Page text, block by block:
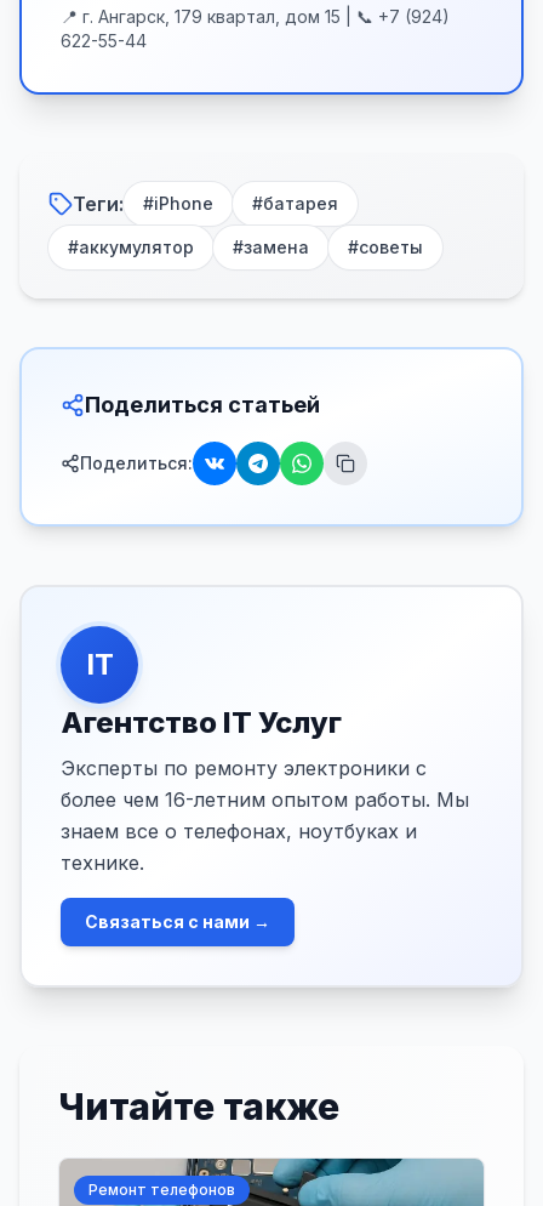
📍 г. Ангарск, 179 квартал, дом 15 | 📞 +7 (924)
622-55-44
Теги: #iPhone #батарея
#аккумулятор #замена #советы
Поделиться статьей
Поделиться:
IT
Агентство IT Услуг
Эксперты по ремонту электроники с
более чем 16-летним опытом работы. Мы
знаем все о телефонах, ноутбуках и
технике.
Связаться с нами →
Читайте также
Ремонт телефонов